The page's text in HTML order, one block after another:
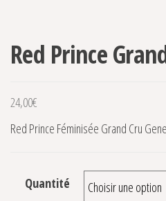
Red Prince
24,00€
Red Prince Féminisée Grand Cru
Quantité